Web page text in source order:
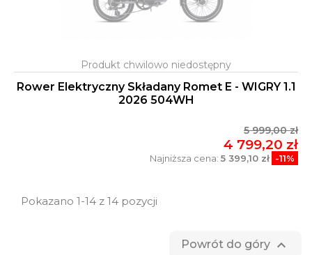
Rower Elektryczny Składany Romet E - WIGRY 1.1
2026 504WH
5 999,00 zł
4 799,20 zł
Najniższa cena: 5 399,10 zł -11%
Pokazano 1-14 z 14 pozycji
Powrót do góry 